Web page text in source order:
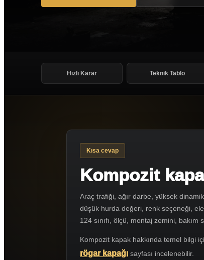
Hızlı Karar Teknik Tablo
Kısa cevap
Kompozit
Araç trafiği, ağır darbe, yüksek
düşük hurda değeri, renk seçeneği,
124 sınıfı, ölçü, montaj zemini,
Kompozit kapak hakkında temel bilgi
rögar kapağı sayfası incelenebilir.